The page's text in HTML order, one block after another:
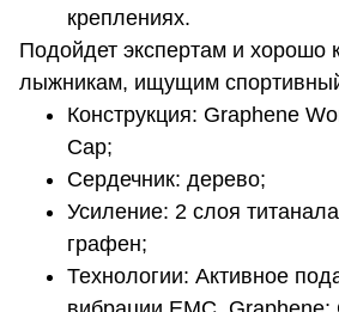
креплениях.
Подойдет экспертам и хорошо
лыжникам, ищущим
Конструкция: Graphene
Cap;
Сердечник: дерево;
Усиление: 2 слоя
графен;
Технологии: Активное